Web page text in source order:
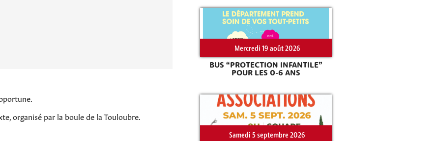
Rechercher sur le site
organisé par la boule de la Touloubre.
Mercredi 19 août 2026
BUS “PROTECTION INFANTILE”
POUR LES 0-6 ANS
Samedi 5 septembre 2026